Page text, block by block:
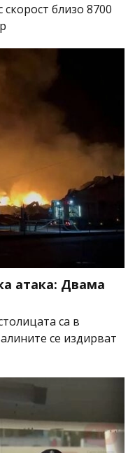
близо 8700
атака: Двама
са в
се издирват